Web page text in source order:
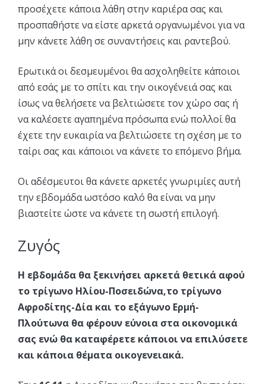
προσέχετε κάποια λάθη στην καριέρα σας και
προσπαθήστε να είστε αρκετά οργανωμένοι για να
μην κάνετε λάθη σε συναντήσεις και ραντεβού.
Ερωτικά οι δεσμευμένοι θα ασχοληθείτε κάποιοι
από εσάς με το σπίτι και την οικογένειά σας και
ίσως να θελήσετε να βελτιώσετε τον χώρο σας ή
να καλέσετε αγαπημένα πρόσωπα ενώ πολλοί θα
έχετε την ευκαιρία να βελτιώσετε τη σχέση με το
ταίρι σας και κάποιοι να κάνετε το επόμενο βήμα.
Οι αδέσμευτοι θα κάνετε αρκετές γνωριμίες αυτή
την εβδομάδα ωστόσο καλό θα είναι να μην
βιαστείτε ώστε να κάνετε τη σωστή επιλογή.
Ζυγός
Η εβδομάδα θα ξεκινήσει αρκετά θετικά αφού
το τρίγωνο Ηλίου-Ποσειδώνα,το τρίγωνο
Αφροδίτης-Δία και το εξάγωνο Ερμή-
Πλούτωνα θα φέρουν εύνοια στα οικονομικά
σας ενώ θα καταφέρετε κάποιοι να επιλύσετε
και κάποια θέματα οικογενειακά.